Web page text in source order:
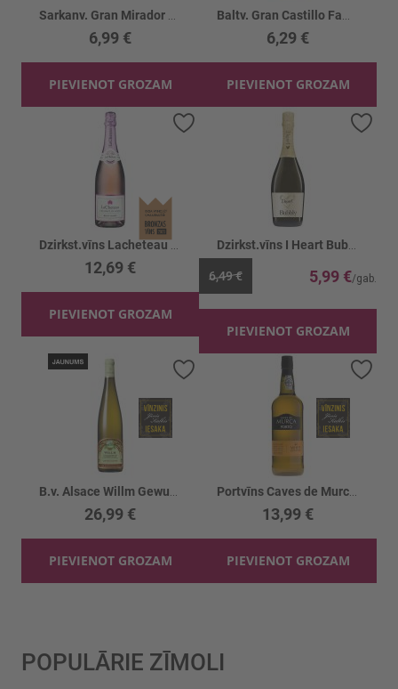
6,99 €
PIEVIENOT GROZAM
6,29 €
PIEVIENOT GROZAM
12,69 €
PIEVIENOT GROZAM
6,49 € 5,99 €
PIEVIENOT GROZAM
26,99 €
PIEVIENOT GROZAM
Pievienot vēlmju sarakstam
13,99 €
PIEVIENOT GROZAM
POPULĀRIE ZĪMOLI